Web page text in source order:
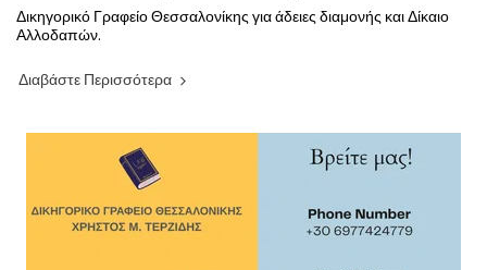
Δικηγορικό Γραφείο Θεσσαλονίκης για άδειες διαμονής και Δίκαιο
Αλλοδαπών.
Διαβάστε Περισσότερα